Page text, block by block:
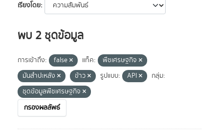
เรียงโดย
พบ 2 ชุดข้อมูล
การเข้าถึง: false แท็ค:
พืชเศรษฐกิจ
มันสำปะหลัง
ข้าว รูปแบบ: API
กลุ่ม:
ชุดข้อมูลพืชเศรษฐกิจ
กรองผลลัพธ์